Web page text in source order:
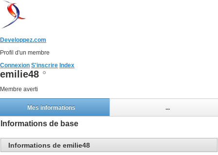
Developpez.com
Profil d'un membre
Connexion S'inscrire Index
emilie48
Membre averti
Mes informations ...
Informations de base
Informations de emilie48